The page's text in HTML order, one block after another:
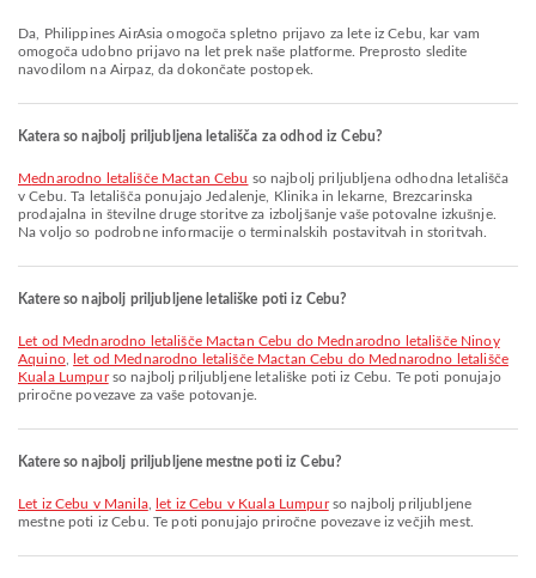
Da, Philippines AirAsia omogoča spletno prijavo za lete iz Cebu, kar vam
omogoča udobno prijavo na let prek naše platforme. Preprosto sledite
navodilom na Airpaz, da dokončate postopek.
Katera so najbolj priljubljena letališča za odhod iz Cebu?
Mednarodno letališče Mactan Cebu so najbolj priljubljena odhodna letališča
v Cebu. Ta letališča ponujajo Jedalenje, Klinika in lekarne, Brezcarinska
prodajalna in številne druge storitve za izboljšanje vaše potovalne izkušnje.
Na voljo so podrobne informacije o terminalskih postavitvah in storitvah.
Katere so najbolj priljubljene letališke poti iz Cebu?
let od Mednarodno letališče Mactan Cebu do Mednarodno letališče Ninoy
Aquino,
let od Mednarodno letališče Mactan Cebu do Mednarodno letališče
Kuala Lumpurso najbolj priljubljene letališke poti iz Cebu. Te poti ponujajo
priročne povezave za vaše potovanje.
Katere so najbolj priljubljene mestne poti iz Cebu?
let iz Cebu v Manila, let iz Cebu v Kuala Lumpurso najbolj priljubljene
mestne poti iz Cebu. Te poti ponujajo priročne povezave iz večjih mest.